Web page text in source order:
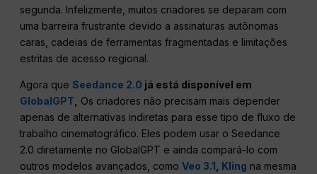
segunda. Infelizmente, muitos criadores se deparam com
uma barreira frustrante devido a assinaturas autônomas
caras, cadeias de ferramentas fragmentadas e limitações
estritas de acesso regional.
Agora queSeedance 2.0 já está disponível em
GlobalGPT
Os criadores não precisam mais depender
apenas de alternativas indiretas para esse tipo de fluxo de
trabalho cinematográfico. Eles podem usar o Seedance
2.0 diretamente no GlobalGPT e ainda compará-lo com
outros modelos avançados, comoVeo 3.1 Kling na mesma